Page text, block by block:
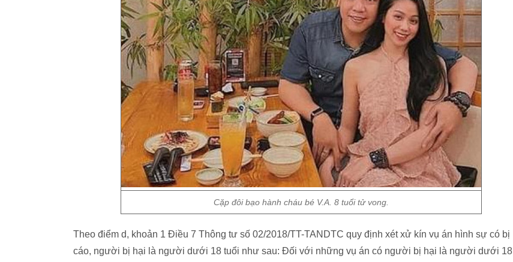
Cặp đôi bạo hành cháu bé V.A. 8 tuổi tử vong.
Theo điểm d, khoản 1 Điều 7 Thông tư số 02/2018/TT-TANDTC quy định xét xử kín vụ án hình sự có bị
cáo, người bị hại là người dưới 18 tuổi như sau: Đối với những vụ án có người bị hại là người dưới 18